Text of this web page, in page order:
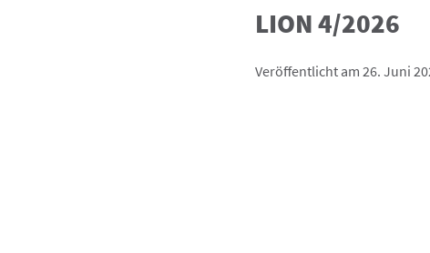
LION 4/2026
Veröffentlicht am 26. Juni